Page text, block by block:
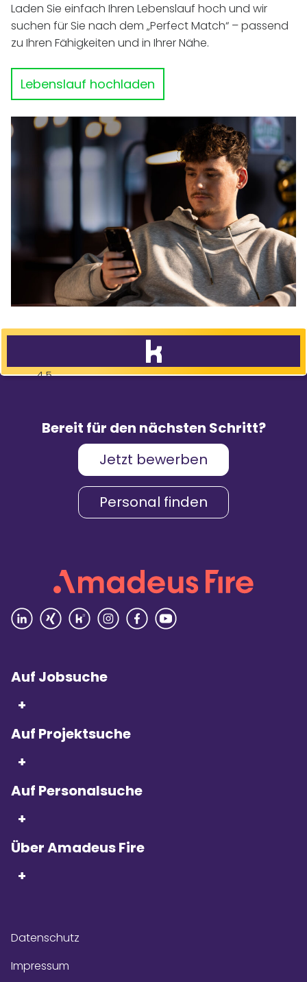
Laden Sie einfach Ihren Lebenslauf hoch und wir
suchen für Sie nach dem „Perfect Match“ – passend
zu Ihren Fähigkeiten und in Ihrer Nähe.
Lebenslauf hochladen
4,5
Bewertungen
Weiterempfehlungen
Karriere & Gehalt
4,2
Unternehmenskultur
4,3
4,4
Rezensionen lesen
Kununu Top Company – dank
über 9.000Bewertungen!
Bereit für den nächsten Schritt?
Jetzt bewerben
Personal finden
Auf Jobsuche
+
Auf Projektsuche
+
Auf Personalsuche
+
Über Amadeus Fire
+
Datenschutz
Impressum